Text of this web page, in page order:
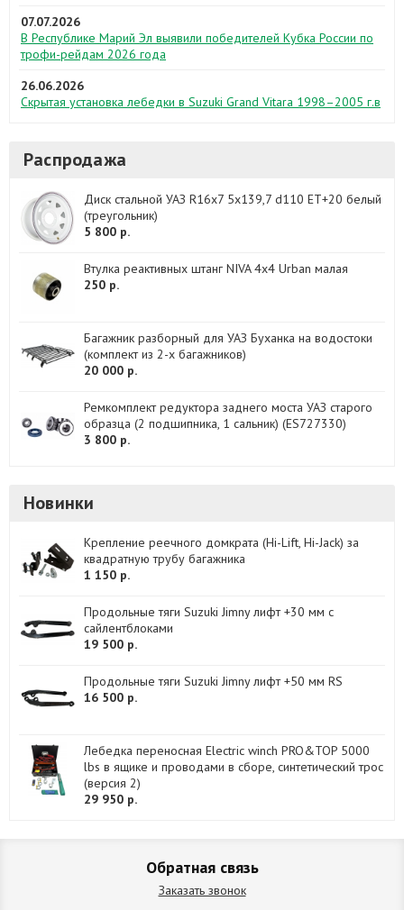
07.07.2026
В Республике Марий Эл выявили победителей Кубка России по
трофи-рейдам 2026 года
26.06.2026
Скрытая установка лебедки в Suzuki Grand Vitara 1998–2005 г.в
Распродажа
Диск стальной УАЗ R16х7 5x139,7 d110 ET+20 белый
(треугольник)
5 800 р.
Втулка реактивных штанг NIVA 4x4 Urban малая
250 р.
Багажник разборный для УАЗ Буханка на водостоки
(комплект из 2-х багажников)
20 000 р.
Ремкомплект редуктора заднего моста УАЗ старого
образца (2 подшипника, 1 сальник) (ES727330)
3 800 р.
Новинки
Крепление реечного домкрата (Hi-Lift, Hi-Jack) за
квадратную трубу багажника
1 150 р.
Продольные тяги Suzuki Jimny лифт +30 мм с
сайлентблоками
19 500 р.
Продольные тяги Suzuki Jimny лифт +50 мм RS
16 500 р.
Лебедка переносная Electric winch PRO&TOP 5000
lbs в ящике и проводами в сборе, синтетический трос
(версия 2)
29 950 р.
Обратная связь
Заказать звонок